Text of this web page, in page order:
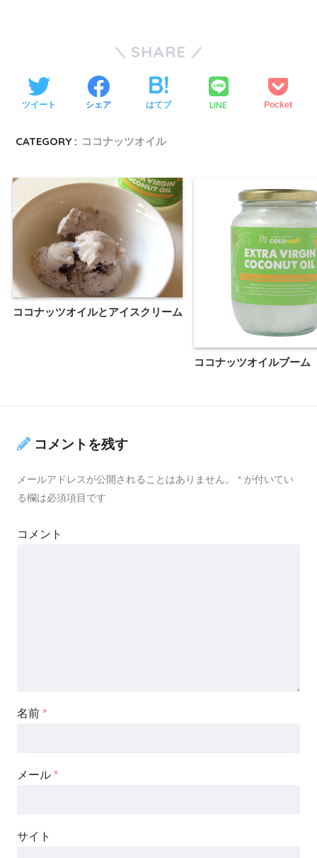
SHARE
ツイート シェア はてブ LINE Pocket
CATEGORY : ココナッツオイル
ココナッツオイルとアイスクリーム
ココナッツオイルブーム
コメントを残す
メールアドレスが公開されることはありません。 * が付いてい
る欄は必須項目です
コメント
名前 *
メール *
サイト